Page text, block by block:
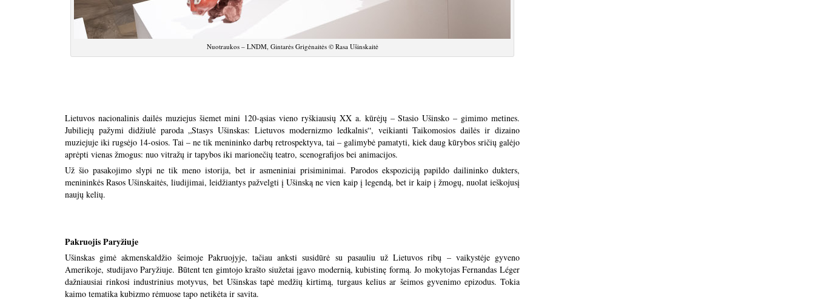
Nuotraukos – LNDM, Gintarės Grigėnaitės © Rasa Ušinskaitė
Lietuvos nacionalinis dailės muziejus šiemet mini 120-ąsias vieno ryškiausių XX a. kūrėjų – Stasio Ušinsko – gimimo metines.
Jubiliejų pažymi didžiulė paroda „Stasys Ušinskas: Lietuvos modernizmo ledkalnis“, veikianti Taikomosios dailės ir dizaino
muziejuje iki rugsėjo 14-osios. Tai – ne tik menininko darbų retrospektyva, tai – galimybė pamatyti, kiek daug kūrybos sričių galėjo
aprėpti vienas žmogus: nuo vitražų ir tapybos iki marionečių teatro, scenografijos bei animacijos.
Už šio pasakojimo slypi ne tik meno istorija, bet ir asmeniniai prisiminimai. Parodos ekspoziciją papildo dailininko dukters,
menininkės Rasos Ušinskaitės, liudijimai, leidžiantys pažvelgti į Ušinską ne vien kaip į legendą, bet ir kaip į žmogų, nuolat ieškojusį
naujų kelių.
Pakruojis Paryžiuje
Ušinskas gimė akmenskaldžio šeimoje Pakruojyje, tačiau anksti susidūrė su pasauliu už Lietuvos ribų – vaikystėje gyveno
Amerikoje, studijavo Paryžiuje. Būtent ten gimtojo krašto siužetai įgavo modernią, kubistinę formą. Jo mokytojas Fernandas Léger
dažniausiai rinkosi industrinius motyvus, bet Ušinskas tapė medžių kirtimą, turgaus kelius ar šeimos gyvenimo epizodus. Tokia
kaimo tematika kubizmo rėmuose tapo netikėta ir savita.